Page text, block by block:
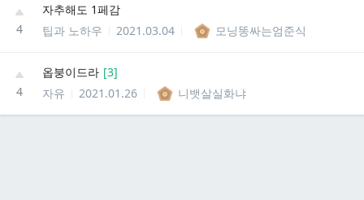
4
자추해도 1페감
팁과 노하우
2021.03.04 모닝똥싸는엄준식
4
옵붕이드라 [3]
자유
2021.01.26 니뱃살실화냐